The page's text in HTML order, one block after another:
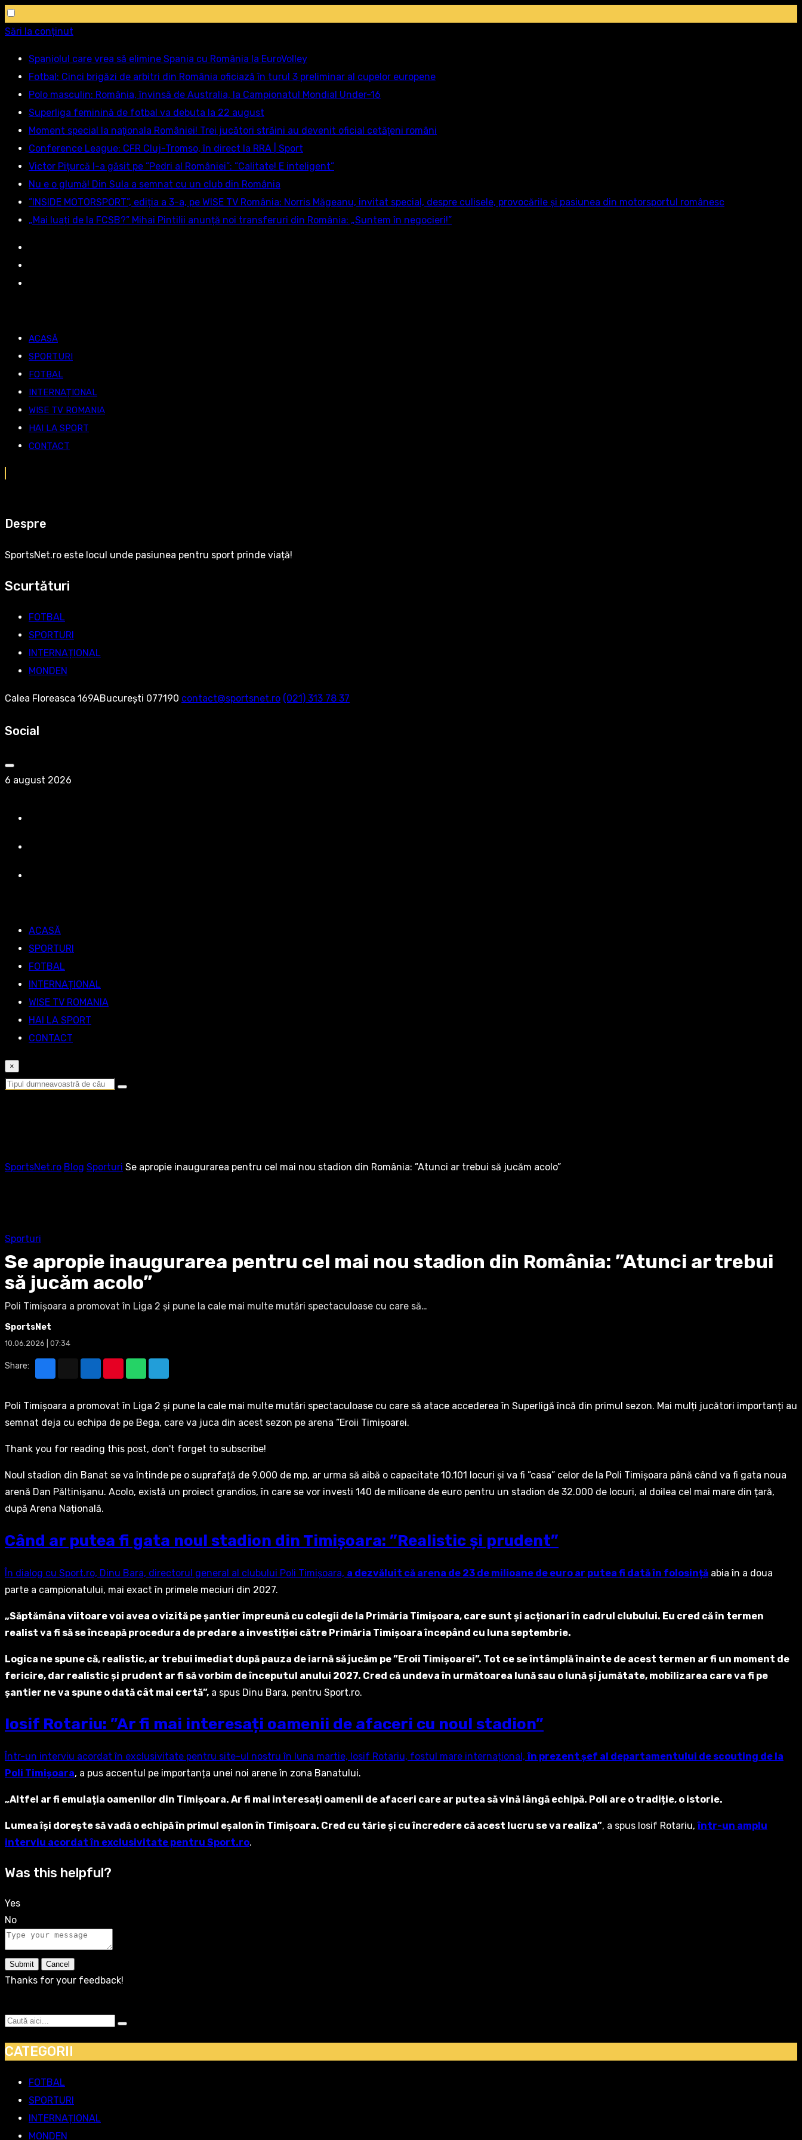
Sări la conținut
Spaniolul care vrea să elimine Spania cu România la EuroVolley
Fotbal: Cinci brigăzi de arbitri din România oficiază în turul 3 preliminar al cupelor europene
Polo masculin: România, învinsă de Australia, la Campionatul Mondial Under-16
Superliga feminină de fotbal va debuta la 22 august
Moment special la naţionala României! Trei jucători străini au devenit oficial cetăţeni români
Conference League: CFR Cluj-Tromso, în direct la RRA | Sport
Victor Pițurcă l-a găsit pe ”Pedri al României”: ”Calitate! E inteligent”
Nu e o glumă! Din Sula a semnat cu un club din România
”INSIDE MOTORSPORT”, ediția a 3-a, pe WISE TV România: Norris Măgeanu, invitat special, despre culisele, provocările și pasiunea din motorsportul românesc
„Mai luați de la FCSB?” Mihai Pintilii anunță noi transferuri din România: „Suntem în negocieri!”
ACASĂ
SPORTURI
FOTBAL
INTERNAȚIONAL
WISE TV ROMANIA
HAI LA SPORT
CONTACT
Despre
SportsNet.ro este locul unde pasiunea pentru sport prinde viață!
Scurtături
FOTBAL
SPORTURI
INTERNAȚIONAL
MONDEN
Calea Floreasca 169ABucurești 077190 contact@sportsnet.ro ‭(021) 313 78 37‬
Social
6 august 2026
ACASĂ
SPORTURI
FOTBAL
INTERNAȚIONAL
WISE TV ROMANIA
HAI LA SPORT
CONTACT
×
SportsNet.ro Blog Sporturi Se apropie inaugurarea pentru cel mai nou stadion din România: ”Atunci ar trebui să jucăm acolo”
Sporturi
Se apropie inaugurarea pentru cel mai nou stadion din România: ”Atunci ar trebui
să jucăm acolo”
Poli Timișoara a promovat în Liga 2 și pune la cale mai multe mutări spectaculoase cu care să…
SportsNet
10.06.2026 | 07:34
Share:
Poli Timișoara a promovat în Liga 2 și pune la cale mai multe mutări spectaculoase cu care să atace accederea în Superligă încă din primul sezon. Mai mulți jucători importanți au
semnat deja cu echipa de pe Bega, care va juca din acest sezon pe arena ”Eroii Timișoarei.
Thank you for reading this post, don't forget to subscribe!
Noul stadion din Banat se va întinde pe o suprafață de 9.000 de mp, ar urma să aibă o capacitate 10.101 locuri și va fi ”casa” celor de la Poli Timișoara până când va fi gata noua
arenă Dan Păltinișanu. Acolo, există un proiect grandios, în care se vor investi 140 de milioane de euro pentru un stadion de 32.000 de locuri, al doilea cel mai mare din țară,
după Arena Națională.
Când ar putea fi gata noul stadion din Timișoara: ”Realistic și prudent”
În dialog cu Sport.ro, Dinu Bara, directorul general al clubului Poli Timișoara, a dezvăluit că arena de 23 de milioane de euro ar putea fi dată în folosință abia în a doua
parte a campionatului, mai exact în primele meciuri din 2027.
„Săptămâna viitoare voi avea o vizită pe șantier împreună cu colegii de la Primăria Timișoara, care sunt și acționari în cadrul clubului. Eu cred că în termen
realist va fi să se înceapă procedura de predare a investiției către Primăria Timișoara începând cu luna septembrie.
Logica ne spune că, realistic, ar trebui imediat după pauza de iarnă să jucăm pe ”Eroii Timișoarei”. Tot ce se întâmplă înainte de acest termen ar fi un moment de
fericire, dar realistic și prudent ar fi să vorbim de începutul anului 2027. Cred că undeva în următoarea lună sau o lună și jumătate, mobilizarea care va fi pe
șantier ne va spune o dată cât mai certă”, a spus Dinu Bara, pentru Sport.ro.
Iosif Rotariu: ”Ar fi mai interesați oamenii de afaceri cu noul stadion”
Într-un interviu acordat în exclusivitate pentru site-ul nostru în luna martie, Iosif Rotariu, fostul mare internațional,în prezent șef al departamentului de scouting de la
Poli Timișoara, a pus accentul pe importanța unei noi arene în zona Banatului.
„Altfel ar fi emulația oamenilor din Timișoara. Ar fi mai interesați oamenii de afaceri care ar putea să vină lângă echipă. Poli are o tradiție, o istorie.
Lumea își dorește să vadă o echipă în primul eșalon în Timișoara. Cred cu tărie și cu încredere că acest lucru se va realiza”, a spus Iosif Rotariu,într-un amplu
interviu acordat în exclusivitate pentru Sport.ro.
Was this helpful?
Yes
No
Submit Cancel
Thanks for your feedback!
CATEGORII
FOTBAL
SPORTURI
INTERNAȚIONAL
MONDEN